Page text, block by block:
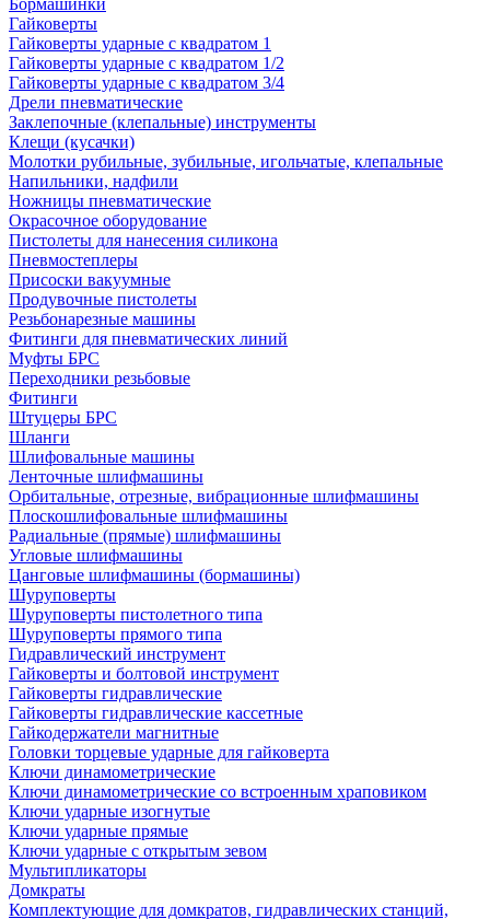
Бормашинки
Гайковерты
Гайковерты ударные с квадратом 1
Гайковерты ударные с квадратом 1/2
Гайковерты ударные с квадратом 3/4
Дрели пневматические
Заклепочные (клепальные) инструменты
Клещи (кусачки)
Молотки рубильные, зубильные, игольчатые, клепальные
Напильники, надфили
Ножницы пневматические
Окрасочное оборудование
Пистолеты для нанесения силикона
Пневмостеплеры
Присоски вакуумные
Продувочные пистолеты
Резьбонарезные машины
Фитинги для пневматических линий
Муфты БРС
Переходники резьбовые
Фитинги
Штуцеры БРС
Шланги
Шлифовальные машины
Ленточные шлифмашины
Орбитальные, отрезные, вибрационные шлифмашины
Плоскошлифовальные шлифмашины
Радиальные (прямые) шлифмашины
Угловые шлифмашины
Цанговые шлифмашины (бормашины)
Шуруповерты
Шуруповерты пистолетного типа
Шуруповерты прямого типа
Гидравлический инструмент
Гайковерты и болтовой инструмент
Гайковерты гидравлические
Гайковерты гидравлические кассетные
Гайкодержатели магнитные
Головки торцевые ударные для гайковерта
Ключи динамометрические
Ключи динамометрические со встроенным храповиком
Ключи ударные изогнутые
Ключи ударные прямые
Ключи ударные с открытым зевом
Мультипликаторы
Домкраты
Комплектующие для домкратов, гидравлических станций,